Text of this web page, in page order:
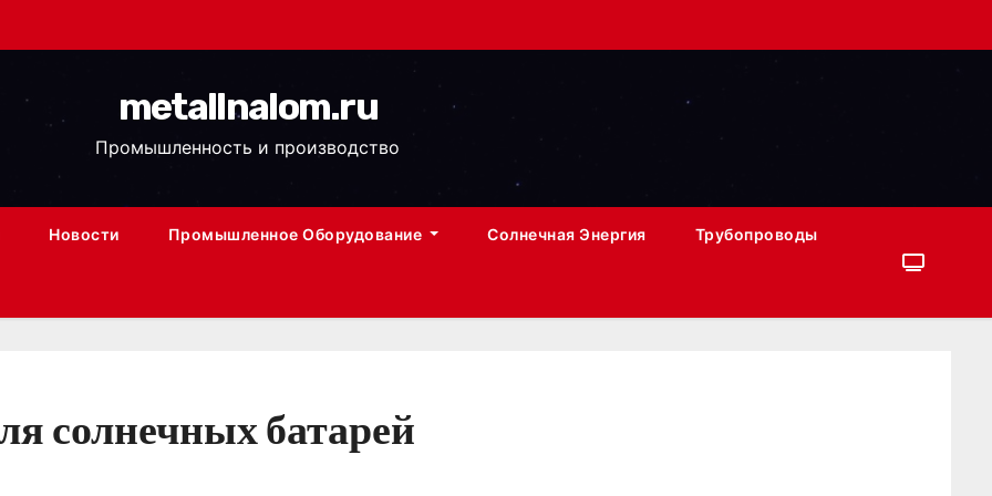
metallnalom.ru
Промышленность и производство
Новости Промышленное Оборудование Солнечная Энергия Трубопроводы
солнечных батарей